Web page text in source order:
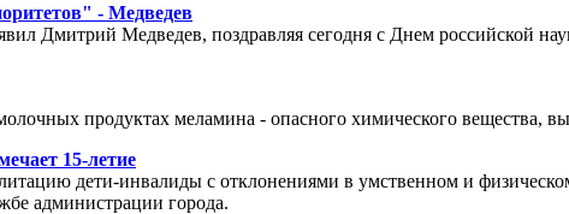
- Медведев
Дмитрий Медведев, поздравляя сегодня с Днем российской
продуктах меламина - опасного химического вещества,
15-летие
дети-инвалиды с отклонениями в умственном и
администрации города.